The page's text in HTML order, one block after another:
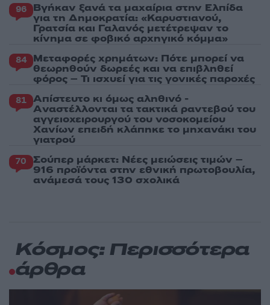
96 Βγήκαν ξανά τα μαχαίρια στην Ελπίδα
για τη Δημοκρατία: «Καρυστιανού,
Γρατσία και Γαλανός μετέτρεψαν το
κίνημα σε φοβικό αρχηγικό κόμμα»
84 Μεταφορές χρημάτων: Πότε μπορεί να
θεωρηθούν δωρεές και να επιβληθεί
φόρος – Τι ισχυεί για τις γονικές παροχές
81 Απίστευτο κι όμως αληθινό -
Aναστέλλονται τα τακτικά ραντεβού του
αγγειοχειρουργού του νοσοκομείου
Χανίων επειδή κλάπηκε το μηχανάκι του
γιατρού
70 Σούπερ μάρκετ: Νέες μειώσεις τιμών –
916 προϊόντα στην εθνική πρωτοβουλία,
ανάμεσά τους 130 σχολικά
Κόσμος: Περισσότερα
άρθρα